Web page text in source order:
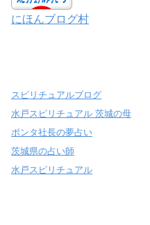
にほんブログ村
スピリチュアルブログ
水戸スピリチュアル 茨城の母
ポンタ社長の夢占い
茨城県の占い師
水戸スピリチュアル